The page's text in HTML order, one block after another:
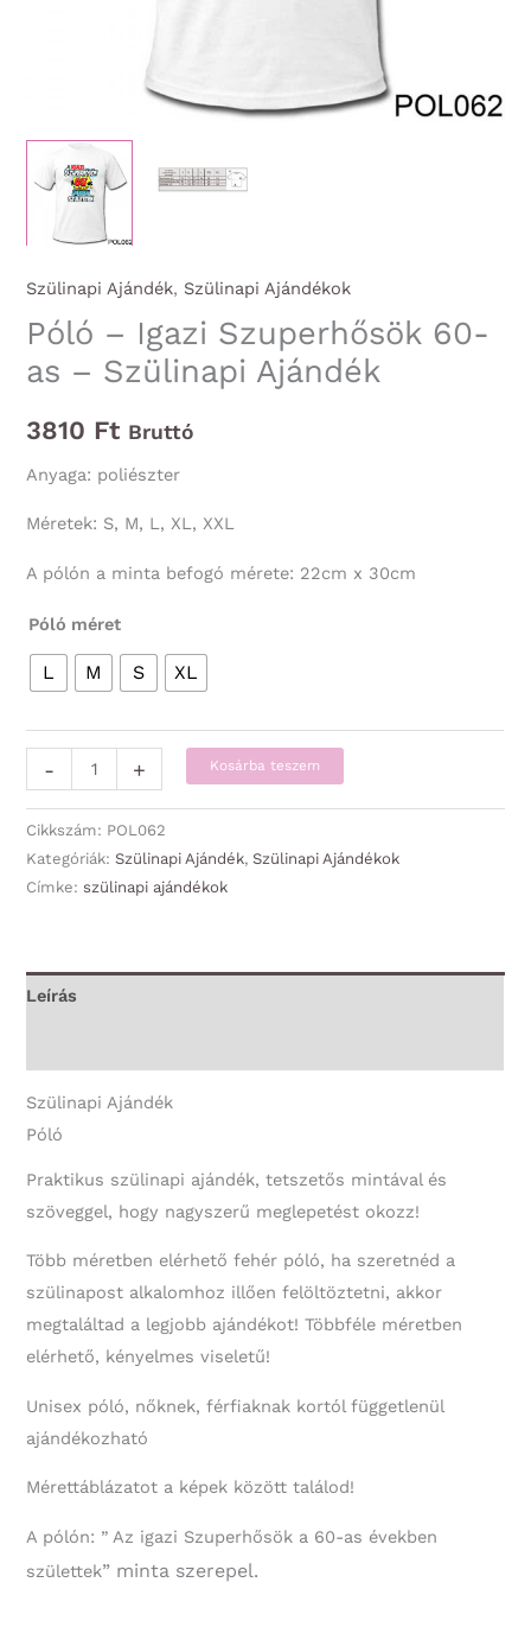
Szülinapi Ajándék, Szülinapi Ajándékok
Póló – Igazi Szuperhősök 60-
as – Szülinapi Ajándék
3810 Ft Bruttó
Anyaga: poliészter
Méretek: S, M, L, XL, XXL
A pólón a minta befogó mérete: 22cm x 30cm
Póló méret
L M S XL
-
-
Igazi
Szuperhősök
60-
Szülinapi
+ Kosárba teszem
Cikkszám: POL062
Kategóriák:Szülinapi Ajándék,Szülinapi Ajándékok
Címke:szülinapi ajándékok
Leírás
Szülinapi Ajándék
Póló
Praktikus szülinapi ajándék, tetszetős mintával és
szöveggel, hogy nagyszerű meglepetést okozz!
Több méretben elérhető fehér póló, ha szeretnéd a
szülinapost alkalomhoz illően felöltöztetni, akkor
megtaláltad a legjobb ajándékot! Többféle méretben
elérhető, kényelmes viseletű!
Unisex póló, nőknek, férfiaknak kortól függetlenül
ajándékozható
Mérettáblázatot a képek között találod!
A pólón: ” Az igazi Szuperhősök a 60-as években
születtek” minta szerepel.